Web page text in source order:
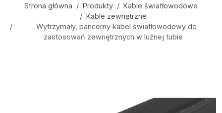
Strona główna Produkty
Kable światłowodowe
Kable zewnętrzne
Wytrzymały, pancerny kabel światłowodowy do
zastosowań zewnętrznych w luźnej tubie